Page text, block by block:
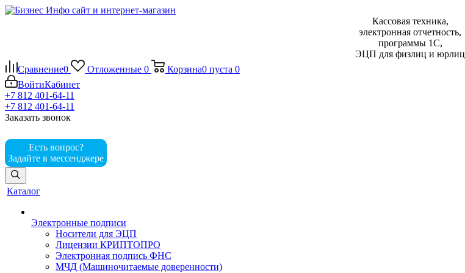
Кассовая техника,
электронная отчетность,
программы 1С,
ЭЦП для физлиц и юрлиц
Сравнение0 Отложенные 0 Корзина0 пуста 0
ВойтиКабинет
+7 812 401-64-11
+7 812 401-64-11
Заказать звонок
Есть вопрос?
Задайте в мессенджере
Каталог
Электронные подписи
Носители для ЭЦП
Лицензии КРИПТОПРО
Электронная подпись ФНС
МЧД (Машиночитаемые доверенности)